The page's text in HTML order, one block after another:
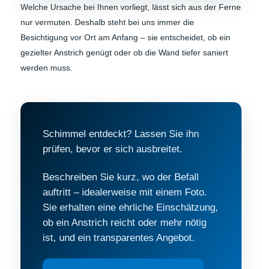
Welche Ursache bei Ihnen vorliegt, lässt sich aus der Ferne
nur vermuten. Deshalb steht bei uns immer die
Besichtigung vor Ort am Anfang – sie entscheidet, ob ein
gezielter Anstrich genügt oder ob die Wand tiefer saniert
werden muss.
Schimmel entdeckt? Lassen Sie ihn
prüfen, bevor er sich ausbreitet.
Beschreiben Sie kurz, wo der Befall
auftritt – idealerweise mit einem Foto.
Sie erhalten eine ehrliche Einschätzung,
ob ein Anstrich reicht oder mehr nötig
ist, und ein transparentes Angebot.